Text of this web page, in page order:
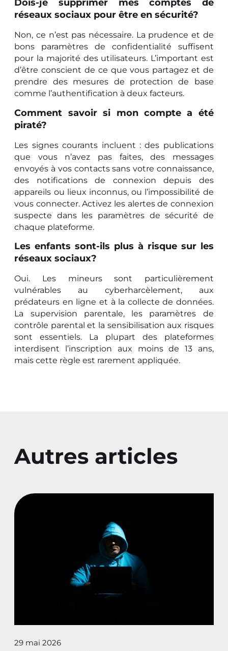
Dois-je supprimer mes comptes de
réseaux sociaux pour être en sécurité?
Non, ce n’est pas nécessaire. La prudence et de
bons paramètres de confidentialité suffisent
pour la majorité des utilisateurs. L’important est
d’être conscient de ce que vous partagez et de
prendre des mesures de protection de base
comme l’authentification à deux facteurs.
Comment savoir si mon compte a été
piraté?
Les signes courants incluent : des publications
que vous n’avez pas faites, des messages
envoyés à vos contacts sans votre connaissance,
des notifications de connexion depuis des
appareils ou lieux inconnus, ou l’impossibilité de
vous connecter. Activez les alertes de connexion
suspecte dans les paramètres de sécurité de
chaque plateforme.
Les enfants sont-ils plus à risque sur les
réseaux sociaux?
Oui. Les mineurs sont particulièrement
vulnérables au cyberharcèlement, aux
prédateurs en ligne et à la collecte de données.
La supervision parentale, les paramètres de
contrôle parental et la sensibilisation aux risques
sont essentiels. La plupart des plateformes
interdisent l’inscription aux moins de 13 ans,
mais cette règle est rarement appliquée.
Autres articles
29 mai 2026